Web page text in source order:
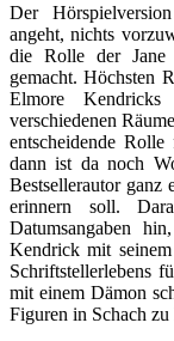
Der
angeht, nichts
die Rolle der Jane
gemacht. Höchsten
Elmore
verschiedenen
entscheidende
dann ist da noch
Bestsellerautor ganz
erinnern soll.
Datumsangaben
Kendrick mit
Schriftstellerlebens
mit einem Dämon
Figuren in Schach zu